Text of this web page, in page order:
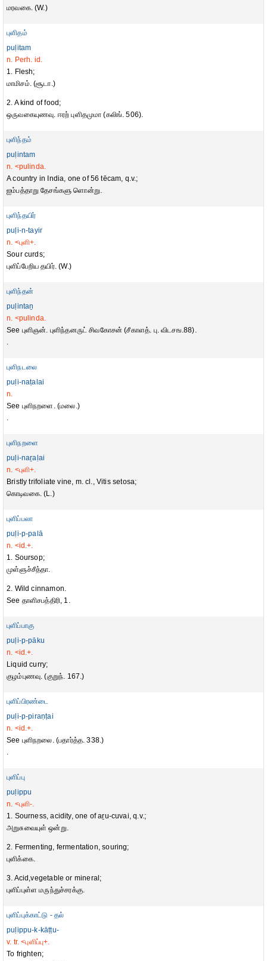
மரவகை. (W.)
புளிதம்
puḷitam
n. Perh. id.
1. Flesh;
மாமிசம். (சூடா.)
2. A kind of food;
ஒருவகையுணவு. ஈரற் புளிதமுமா (கலிங். 506).
புளிந்தம்
puḷintam
n. <pulinda.
A country in India, one of 56 tēcam, q.v.;
ஐம்பத்தாறு தேசங்களு ளொன்று.
புளிந்தயிர்
puḷi-n-tayir
n. <புளி+.
Sour curds;
புளிப்பேறிய தயிர். (W.)
புளிந்தன்
puḷintaṉ
n. <pulinda.
See புளிஞன். புளிந்தனருட் சிவகோசன் (சீகாளத். பு. விடசங.88).
.
புளிநடலை
puḷi-naṭalai
n.
See புளிநறளை. (மலை.)
.
புளிநறளை
puḷi-naṟaḷai
n. <புளி+.
Bristly trifoliate vine, m. cl., Vitis setosa;
கொடிவகை. (L.)
புளிப்பலா
puḷi-p-palā
n. <id.+.
1. Soursop;
முள்ளுச்சீத்தா.
2. Wild cinnamon.
See தாளிசபத்திரி, 1.
புளிப்பாகு
puḷi-p-pāku
n. <id.+.
Liquid curry;
குழம்புணவு. (குறுந். 167.)
புளிப்பிரண்டை
puḷi-p-piraṇṭai
n. <id.+.
See புளிநறலை. (பதார்த்த. 338.)
.
புளிப்பு
puḷippu
n. <புளி-.
1. Sourness, acidity, one of aṟu-cuvai, q.v.;
அறுசுவையுள் ஒன்று.
2. Fermenting, fermentation, souring;
புளிக்கை.
3. Acid,vegetable or mineral;
புளிப்புள்ள மருந்துச்சரக்கு.
புளிப்புக்காட்டு - தல்
puḷippu-k-kāṭṭu-
v. tr. <புளிப்பு+.
To frighten;